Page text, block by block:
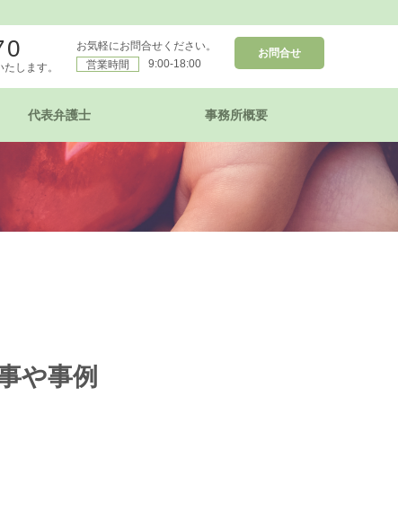
します。
お気軽にお問合せください。
営業時間
9:00-18:00
お問合せ
代表弁護士 事務所概要
や事例